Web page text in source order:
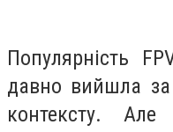
Популярність
давно вийшла за
контексту.